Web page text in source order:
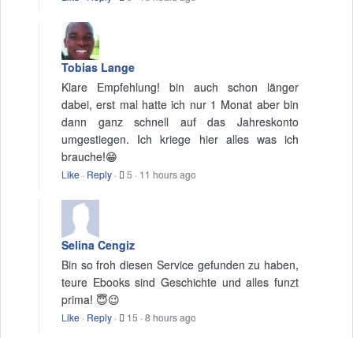
Tobias Lange
Klare Empfehlung! bin auch schon länger
dabei, erst mal hatte ich nur 1 Monat aber bin
dann ganz schnell auf das Jahreskonto
umgestiegen. Ich kriege hier alles was ich
brauche!😁
Like · Reply · 5 · 11 hours ago
Selina Cengiz
Bin so froh diesen Service gefunden zu haben,
teure Ebooks sind Geschichte und alles funzt
prima! 😇😉
Like · Reply · 15 ·8 hours ago